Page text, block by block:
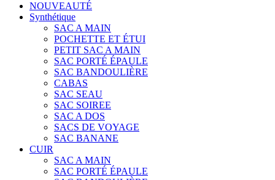
NOUVEAUTÉ
Synthétique
SAC A MAIN
POCHETTE ET ÉTUI
PETIT SAC A MAIN
SAC PORTÉ ÉPAULE
SAC BANDOULIÈRE
CABAS
SAC SEAU
SAC SOIREE
SAC A DOS
SACS DE VOYAGE
SAC BANANE
CUIR
SAC A MAIN
SAC PORTÉ ÉPAULE